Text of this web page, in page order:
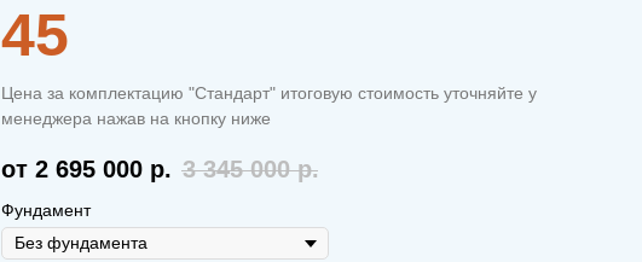
45
Цена за комплектацию "Стандарт" итоговую стоимость уточняйте у
менеджера нажав на кнопку ниже
от 2 695 000 р. 3 345 000 р.
Фундамент